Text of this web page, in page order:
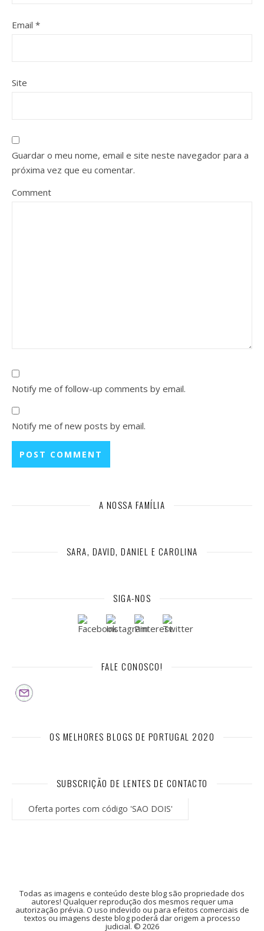
Email *
Site
Guardar o meu nome, email e site neste navegador para a
próxima vez que eu comentar.
Comment
Notify me of follow-up comments by email.
Notify me of new posts by email.
A NOSSA FAMÍLIA
SARA, DAVID, DANIEL E CAROLINA
SIGA-NOS
FALE CONOSCO!
OS MELHORES BLOGS DE PORTUGAL 2020
SUBSCRIÇÃO DE LENTES DE CONTACTO
Oferta portes com código 'SAO DOIS'
Todas as imagens e conteúdo deste blog são propriedade dos
autores! Qualquer reprodução dos mesmos requer uma
autorização prévia. O uso indevido ou para efeitos comerciais de
textos ou imagens deste blog poderá dar origem a processo
judicial. © 2026